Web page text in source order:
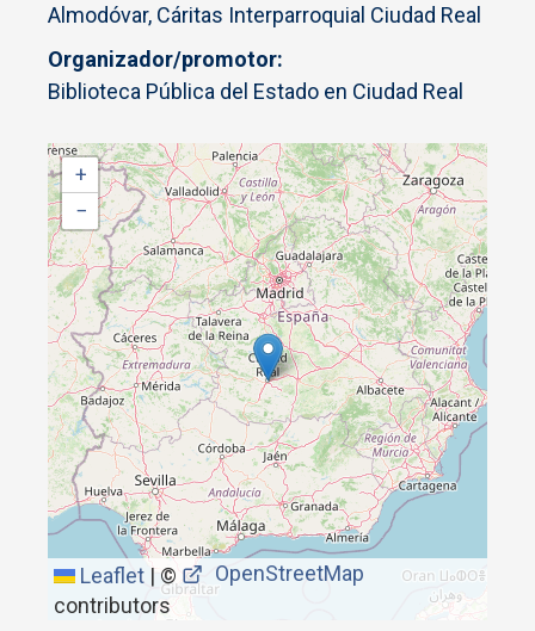
Almodóvar, Cáritas Interparroquial Ciudad Real
Organizador/promotor
Biblioteca Pública del Estado en Ciudad Real
+
−
Leaflet | ©
OpenStreetMap
contributors